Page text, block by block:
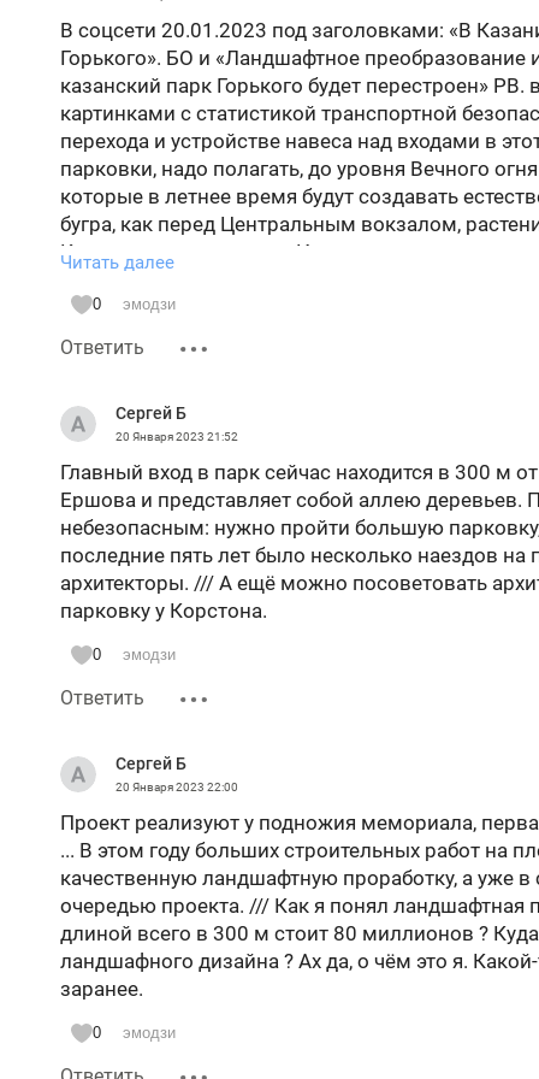
В соцсети 20.01.2023 под заголовками: «В
Горького». БО и «Ландшафтное преобразование
казанский парк Горького будет перестроен»
картинками с статистикой транспортной
перехода и устройстве навеса над входами в
парковки, надо полагать, до уровня Вечного
которые в летнее время будут создавать
бугра, как перед Центральным вокзалом,
Кустарники, по задумке Института развития
ликвидируется.
Спрашивается, зачем создавали Институт
засыпки Казанки… в «ЗАКОН».
В Казани, при строительстве моста
мост над магистралью «Малого кольца» от
спуска на пляж Казанки (всего 500 м до воды),
вершин» коренного берега Казанки. Даже
но, автобусы там не останавливаются, так как,
магистрали – разделительный стальной
пешеходный переход. Есть возможность
нормативного) и протопать по правому или
Отмечая Год культуры – 2014, в парке
новый фонтан. На месте сгоревшего Летнего
снесли мост через овраг, по которому каждый
площадку с фонтаном со скульптурами лягушек
города.
Только к ЧМ-2015 (через 10 лет) у
для подъема в парк, но, без пандусов!!!
района захочет «культуры и отдыха» в ЦПКО, он
лестницы 2015 года, НО ОБРАТНО ОТСЮДА ОН
уже 17 лет. Надо топать до от остановки на
обратно - общественного транспорта в Ново-
соорудили не развязку, а ПОЛУ-РАЗВЯЗКУ - со
Читать далее
0 эмодзи
Ответить
Сергей Б
20 Января 2023 21:52
Главный вход в парк сейчас находится в 300 м
Ершова и представляет собой аллею деревьев.
небезопасным: нужно пройти большую
последние пять лет было несколько наездов
архитекторы. /// А ещё можно посоветовать
парковку у Корстона.
0 эмодзи
Ответить
Сергей Б
20 Января 2023 22:00
Проект реализуют у подножия мемориала,
... В этом году больших строительных работ на
качественную ландшафтную проработку, а уже
очередью проекта. /// Как я понял ландшафтная
длиной всего в 300 м стоит 80 миллионов ?
ландшафного дизайна ? Ах да, о чём это я.
заранее.
0 эмодзи